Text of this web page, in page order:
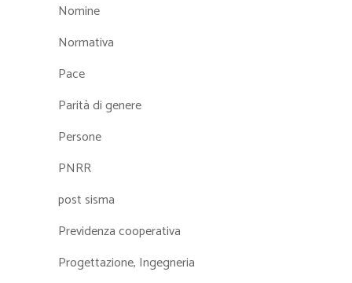
Nomine
Normativa
Pace
Parità di genere
Persone
PNRR
post sisma
Previdenza cooperativa
Progettazione, Ingegneria